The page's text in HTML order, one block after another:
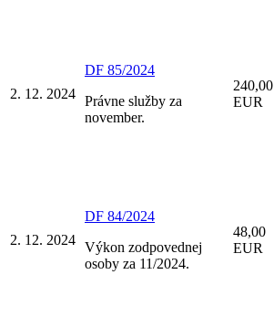
2. 12. 2024
DF 85/2024
Právne služby za
november.
240,00
EUR
2. 12. 2024
DF 84/2024
Výkon zodpovednej
osoby za 11/2024.
48,00
EUR